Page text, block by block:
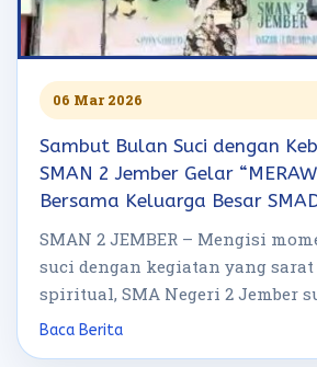
06 Mar 2026
Sambut Bulan Suci dengan
SMAN 2 Jember Gelar
Bersama Keluarga Besar
SMAN 2 JEMBER – Mengisi
suci dengan kegiatan yang
spiritual, SMA Negeri 2 Jember
Baca Berita